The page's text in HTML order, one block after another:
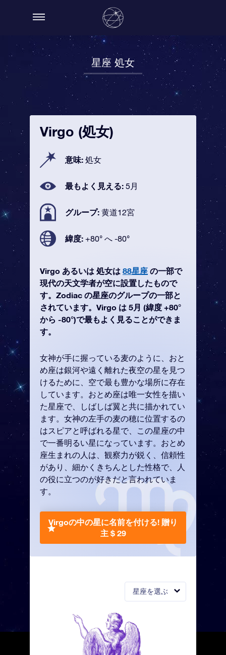
星座 処女
星座を選ぶ
Virgo (処女)
意味: 処女
最もよく見える: 5月
グループ: 黄道12宮
緯度: +80° へ -80°
Virgo あるいは 処女は 88星座 の一部で
現代の天文学者が空に設置したもので
す。Zodiac の星座のグループの一部と
されています。Virgo は 5月 (緯度 +80°
から -80°)で最もよく見ることができま
す。
女神が手に握っている麦のように、おと
め座は銀河や遠く離れた夜空の星を見つ
けるために、空で最も豊かな場所に存在
しています。おとめ座は唯一女性を描い
た星座で、しばしば翼と共に描かれてい
ます。女神の左手の麦の穂に位置するの
はスピアと呼ばれる星で、この星座の中
で一番明るい星になっています。おとめ
座生まれの人は、観察力が鋭く、信頼性
があり、細かくきちんとした性格で、人
の役に立つのが好きだと言われていま
す。
Virgoの中の星に名前を付ける! 贈り
主 $ 29